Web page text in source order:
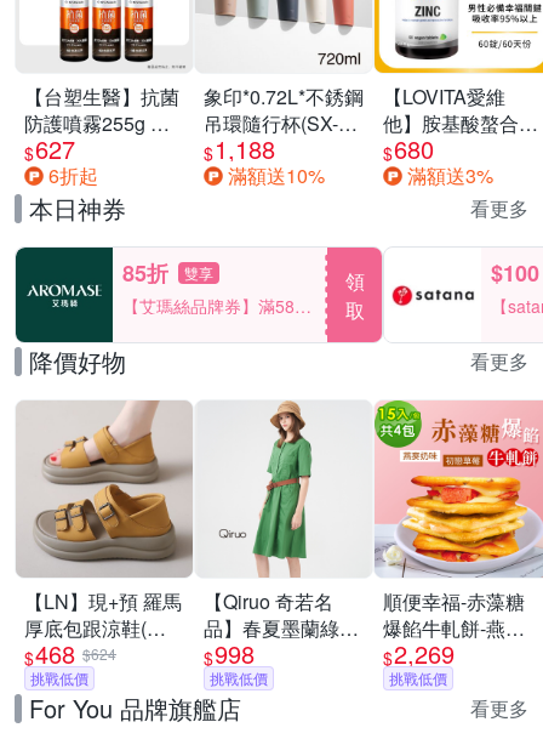
【台塑生醫】抗菌
防護噴霧255g 三
入組
$627
6折起
象印*0.72L*不銹鋼
吊環隨行杯(SX-
LA72H)
$1,188
滿額送10%
【LOVITA愛維
他】胺基酸螯合鋅
x2瓶30mg素食錠
(鋅錠)
$680
滿額送3%
本日神券 看更多
85折 雙享
【艾瑪絲品牌券】滿580
享85折！
領
取
$100
【
一件
降價好物 看更多
【LN】現+預 羅馬
厚底包跟涼鞋(女
鞋/軟底/透氣)
$468 $624
挑戰低價
【Qiruo 奇若名
品】春夏墨蘭綠時
尚五分袖膝上短版
休閒洋裝(純棉純
綠色 圓領洋裝
$998
挑戰低價
順便幸福-赤藻糖
爆餡牛軋餅-燕麥
奶味x2包+初戀草
莓x2包(果乾 下午
$2,269
挑戰低價
For You 品牌旗艦店 看更多